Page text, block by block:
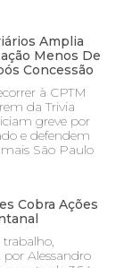
Amplia
Menos De
Concessão
à CPTM
da Trivia
greve por
e defendem
São Paulo
Cobra Ações
trabalho,
por Alessandro